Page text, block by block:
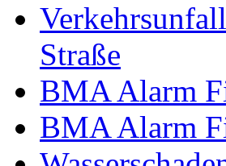
Straße
BMA Alarm
BMA Alarm